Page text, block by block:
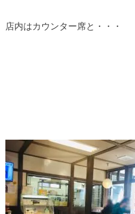
店内はカウンター席と・・・